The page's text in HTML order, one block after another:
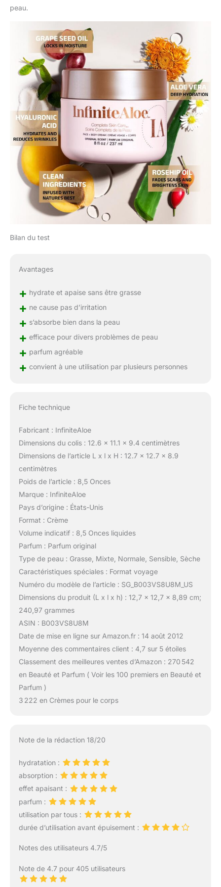
peau.
Bilan du test
Avantages
+ hydrate et apaise sans être grasse
+ ne cause pas d’irritation
+ s’absorbe bien dans la peau
+ efficace pour divers problèmes de peau
+ parfum agréable
+ convient à une utilisation par plusieurs personnes
Fiche technique
Fabricant : InfiniteAloe
Dimensions du colis : 12.6 x 11.1 x 9.4 centimètres
Dimensions de l’article L x l x H : 12.7 x 12.7 x 8.9
centimètres
Poids de l’article : 8,5 Onces
Marque : InfiniteAloe
Pays d’origine : États-Unis
Format : Crème
Volume indicatif : 8,5 Onces liquides
Parfum : Parfum original
Type de peau : Grasse, Mixte, Normale, Sensible, Sèche
Caractéristiques spéciales : Format voyage
Numéro du modèle de l’article : SG_B003VS8U8M_US
Dimensions du produit (L x l x h) : 12,7 x 12,7 x 8,89 cm;
240,97 grammes
ASIN : B003VS8U8M
Date de mise en ligne sur Amazon.fr : 14 août 2012
Moyenne des commentaires client : 4,7 sur 5 étoiles
Classement des meilleures ventes d’Amazon : 270 542
en Beauté et Parfum ( Voir les 100 premiers en Beauté et
Parfum )
3 222 en Crèmes pour le corps
Note de la rédaction 18/20
hydratation :
absorption :
effet apaisant :
parfum :
utilisation par tous :
durée d’utilisation avant épuisement :
Notes des utilisateurs 4.7/5
Note de 4.7 pour 405 utilisateurs